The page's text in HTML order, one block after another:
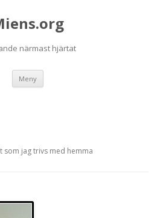
närmast hjärtat
Meny
som jag trivs med hemma